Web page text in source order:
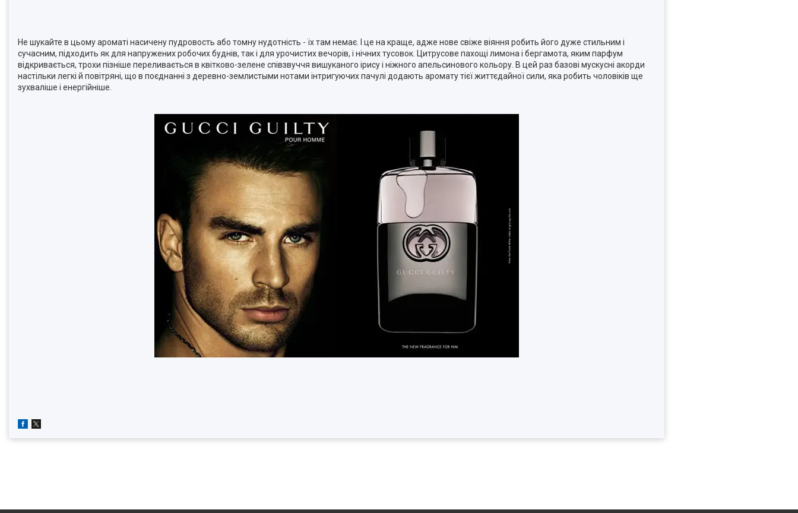
Не шукайте в цьому ароматі насичену пудровость або томну нудотність - їх там немає. І це на краще, адже нове свіже віяння робить його дуже стильним і
сучасним, підходить як для напружених робочих буднів, так і для урочистих вечорів, і нічних тусовок. Цитрусове пахощі лимона і бергамота, яким парфум
відкривається, трохи пізніше переливається в квітково-зелене співзвуччя вишуканого ірису і ніжного апельсинового кольору. В цей раз базові мускусні акорди
настільки легкі й повітряні, що в поєднанні з деревно-землистыми нотами інтригуючих пачулі додають аромату тієї життєдайної сили, яка робить чоловіків ще
зухваліше і енергійніше.